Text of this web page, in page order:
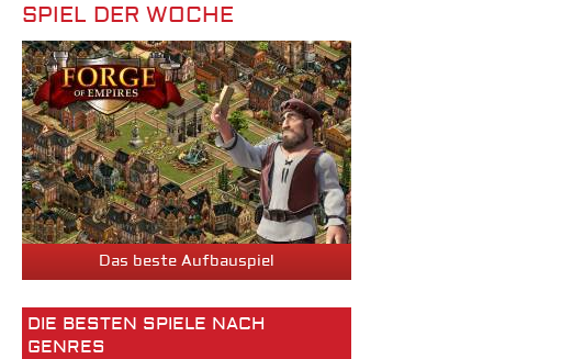
SPIEL DER WOCHE
Das beste Aufbauspiel
DIE BESTEN SPIELE NACH
GENRES